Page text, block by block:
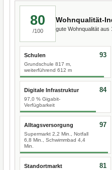
80
/100
Wohnqualität-
gute Wohnqualität aus
Schulen
Grundschule 817 m,
weiterführend 612 m
93
Digitale Infrastruktur
97,0 % Gigabit-
Verfügbarkeit
84
Alltagsversorgung
Supermarkt 2,2 Min., Notfall
6,8 Min., Schwimmbad 4,4
Min.
97
Standortmarkt 81